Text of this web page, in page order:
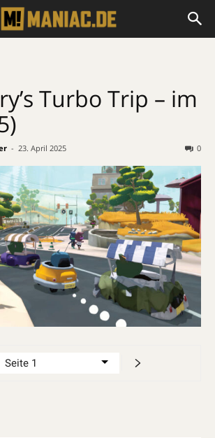
Turbo Trip – im
- 23. April 2025 0